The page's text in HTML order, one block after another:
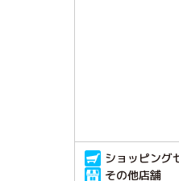
ショッピング
その他店舗